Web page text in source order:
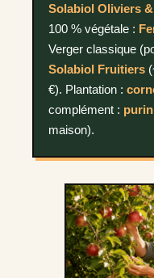
Solabiol Oliviers
100 % végétale :
Verger classique
Solabiol Fruitiers
€). Plantation :
complément :
maison).